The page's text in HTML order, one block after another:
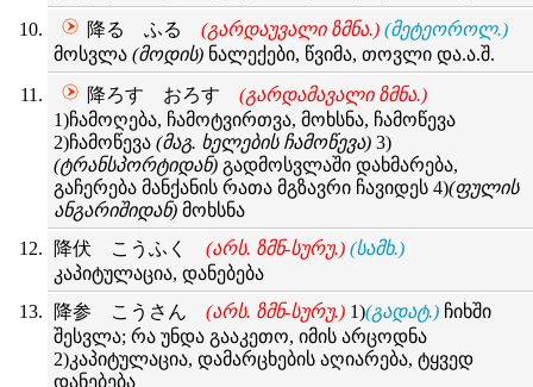
降る ふる (გარდაუვალი ზმნა.) (მეტეოროლ.)
მოსვლა (მოდის) ნალექები, წვიმა, თოვლი და.ა.შ.
降ろす おろす (გარდამავალი ზმნა.)
1)ჩამოღება, ჩამოტვირთვა, მოხსნა, ჩამოწევა
2)ჩამოწევა (მაგ. ხელების ჩამოწევა) 3)
(ტრანსპორტიდან) გადმოსვლაში დახმარება,
გაჩერება მანქანის რათა მგზავრი ჩავიდეს 4)(ფულის
ანგარიშიდან) მოხსნა
降伏 こうふく (არს. ზმნ-სურუ.) (სამხ.)
კაპიტულაცია, დანებება
降参 こうさん (არს. ზმნ-სურუ.) 1)(გადატ.) ჩიხში
შესვლა; რა უნდა გააკეთო, იმის არცოდნა
2)კაპიტულაცია, დამარცხების აღიარება, ტყვედ
დანებება